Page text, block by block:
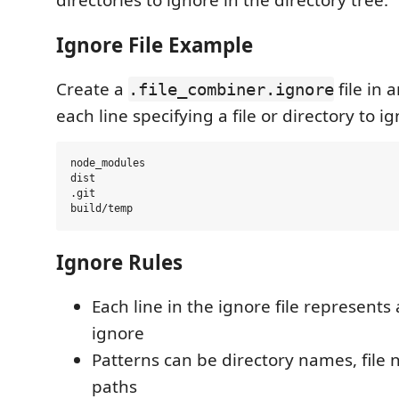
Ignore File Example
Create a .file_combiner.ignore file in
each line specifying a file or directory to
node_modules
dist
.git
Ignore Rules
Each line in the ignore file
ignore
Patterns can be directory names, file
paths